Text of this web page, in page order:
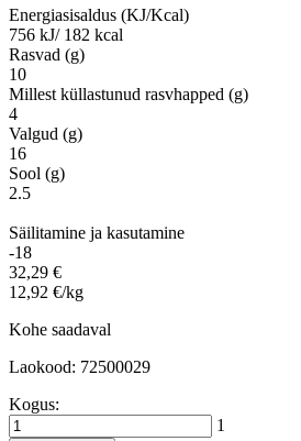
Energiasisaldus (KJ/Kcal)
756 kJ/ 182 kcal
Rasvad (g)
10
Millest küllastunud rasvhapped (g)
4
Valgud (g)
16
Sool (g)
2.5
Säilitamine ja kasutamine
-18
32,29 €
12,92 €/kg
Kohe saadaval
Laokood: 72500029
Kogus:
1